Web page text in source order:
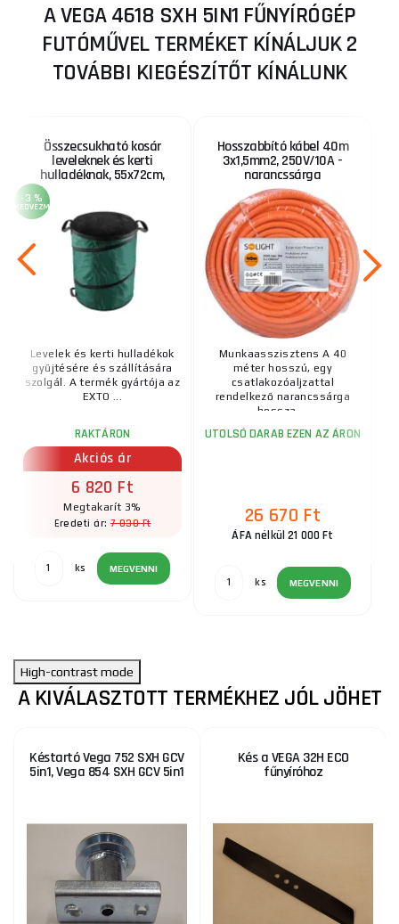
A VEGA 4618 SXH 5IN1 FŰNYÍRÓGÉP
FUTÓMŰVEL TERMÉKET KÍNÁLJUK 2
TOVÁBBI KIEGÉSZÍTŐT KÍNÁLUNK
Összecsukható kosár
leveleknek és kerti
hulladéknak, 55x72cm,
-3 %
KEDVEZMÉNY
Levelek és kerti hulladékok
gyűjtésére és szállítására
szolgál. A termék gyártója az
EXTO ...
RAKTÁRON
Akciós ár
6 820 Ft
Megtakarít 3%
Eredeti ár:7 030 Ft
ks MEGVENNI
Hosszabbító kábel 40m
3x1,5mm2, 250V/10A -
narancssárga
Munkaasszisztens A 40
méter hosszú, egy
csatlakozóaljzattal
rendelkező narancssárga
hossza ...
UTOLSÓ DARAB EZEN AZ ÁRON
26 670 Ft
ÁFA nélkül 21 000 Ft
ks MEGVENNI
High-contrast mode
A KIVÁLASZTOTT TERMÉKHEZ JÓL JÖHET
Késtartó Vega 752 SXH GCV
5in1, Vega 854 SXH GCV 5in1
Kés a VEGA 32H ECO
fűnyíróhoz